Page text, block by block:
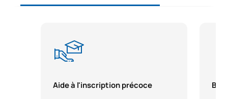
Aide à l'inscription précoce